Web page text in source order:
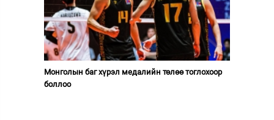
Монголын баг хүрэл медалийн төлөө тоглохоор
боллоо